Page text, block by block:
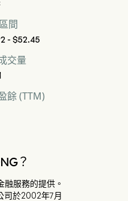
間
- $52.45
交量
餘 (TTM)
？
融服務的提供。
司於2002年7月